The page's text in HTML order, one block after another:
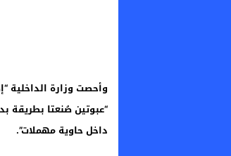
“عبوتين صُنعتا بطريقة
داخل حاوية مهملات”.